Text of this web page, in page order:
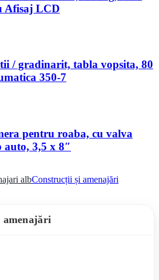
Afisaj LCD
/ gradinarit, tabla vopsita, 80
350-7
pentru roaba, cu valva
3,5 x 8″
Construcții și amenajări